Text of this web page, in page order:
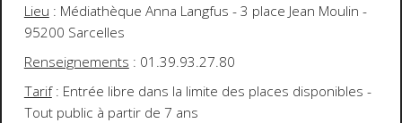
Lieu : Médiathèque Anna Langfus - 3 place Jean Moulin -
95200 Sarcelles
Renseignements : 01.39.93.27.80
Tarif: Entrée libre dans la limite des places disponibles -
Tout public à partir de 7 ans